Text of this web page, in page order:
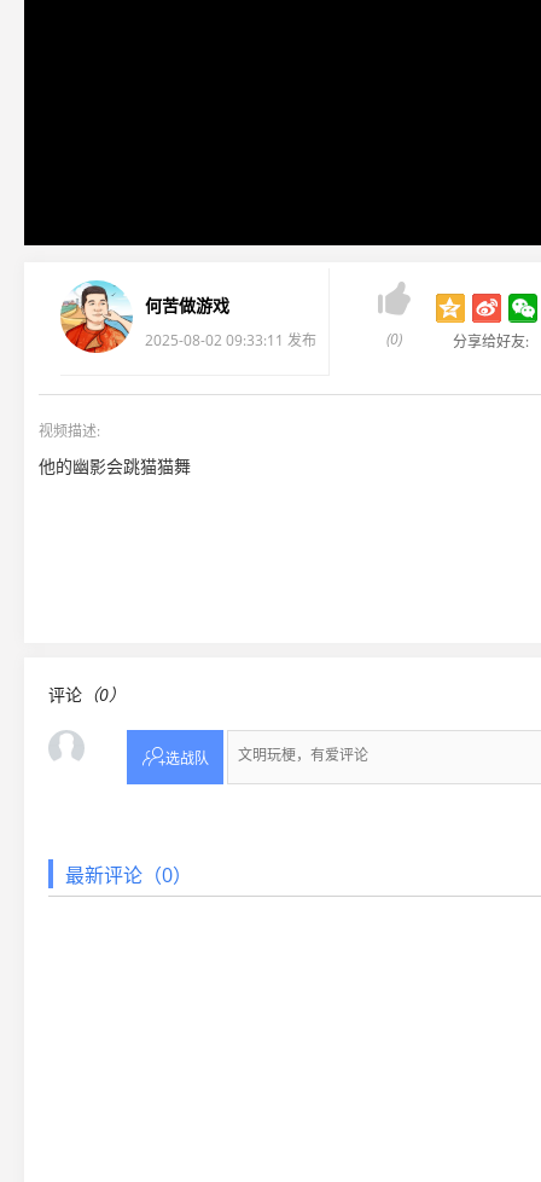
何苦做游戏
2025-08-02 09:33:11 发布

(0) 分享给好友:
视频描述:
他的幽影会跳猫猫舞
评论 （0）
选战队
最新评论（0）